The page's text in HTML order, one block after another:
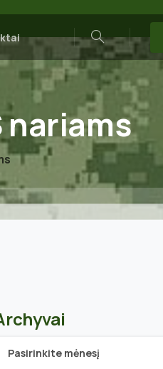
Search
nariams
Archyvai
Pasirinkite mėnesį